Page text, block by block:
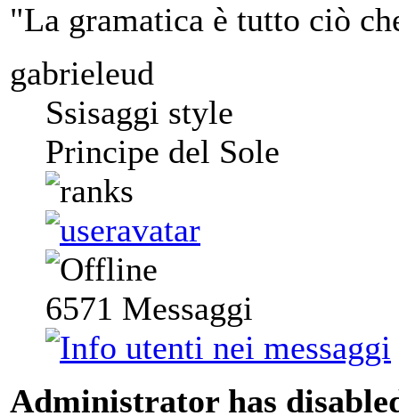
"La gramatica è tutto ciò
gabrieleud
Ssisaggi style
Principe del Sole
6571 Messaggi
Administrator has